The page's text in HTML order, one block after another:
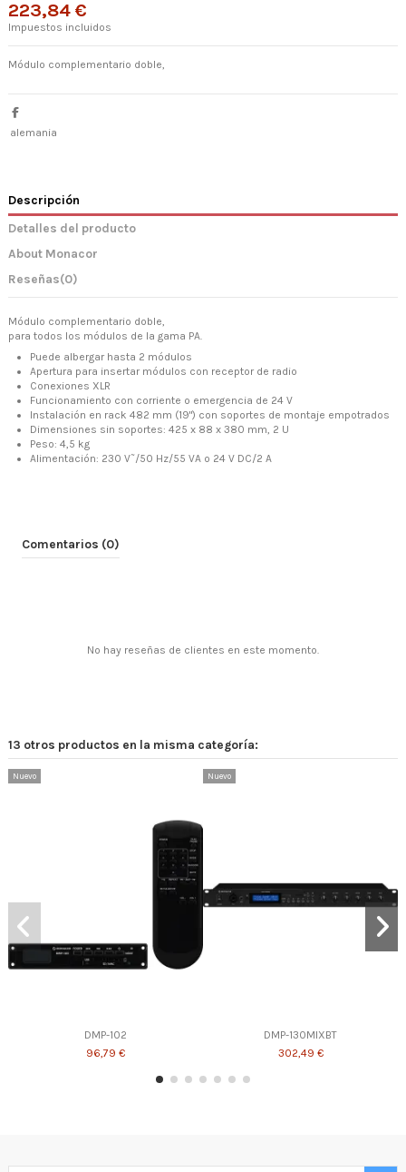
223,84 €
Impuestos incluidos
Módulo complementario doble,
alemania
Descripción
Detalles del producto
About Monacor
Reseñas(0)
Módulo complementario doble,
para todos los módulos de la gama PA.
Puede albergar hasta 2 módulos
Apertura para insertar módulos con receptor de radio
Conexiones XLR
Funcionamiento con corriente o emergencia de 24 V
Instalación en rack 482 mm (19") con soportes de montaje empotrados
Dimensiones sin soportes: 425 x 88 x 380 mm, 2 U
Peso: 4,5 kg
Alimentación: 230 V˜/50 Hz/55 VA o 24 V DC/2 A
Comentarios (0)
No hay reseñas de clientes en este momento.
13 otros productos en la misma categoría:
Nuevo
DMP-102
96,79 €
Nuevo
DMP-130MIXBT
302,49 €